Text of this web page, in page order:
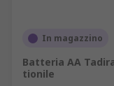
In magazzino
Batteria AA
tionile